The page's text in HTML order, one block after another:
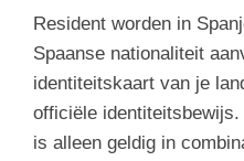
Resident worden in
Spaanse nationaliteit
identiteitskaart van je
officiële identiteitsbewijs.
is alleen geldig in